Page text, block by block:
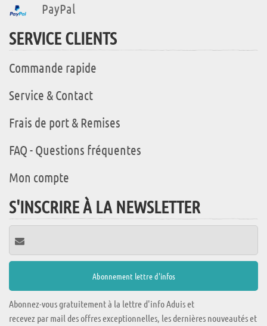
PayPal
SERVICE CLIENTS
Commande rapide
Service & Contact
Frais de port & Remises
FAQ - Questions fréquentes
Mon compte
S'INSCRIRE À LA NEWSLETTER
Abonnez-vous gratuitement à la lettre d'info Aduis et
recevez par mail des offres exceptionnelles, les dernières nouveautés et